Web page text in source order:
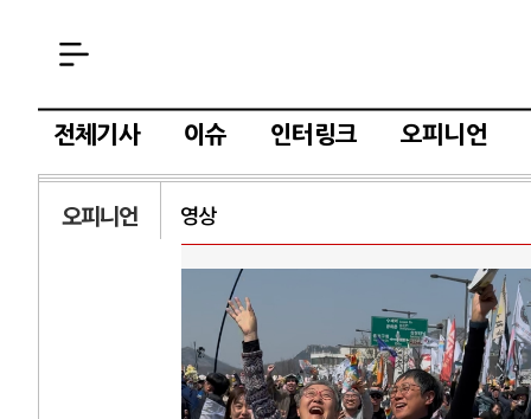
전체기사 이슈 인터링크 오피니언
오피니언 영상